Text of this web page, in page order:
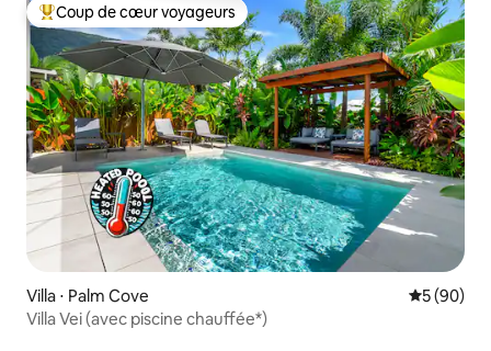
Coups de cœur voyageurs les plus appréciés
Coup de cœur voyageurs
Villa ⋅ Palm Cove
5 (90)
Villa Vei (avec piscine chauffée*)